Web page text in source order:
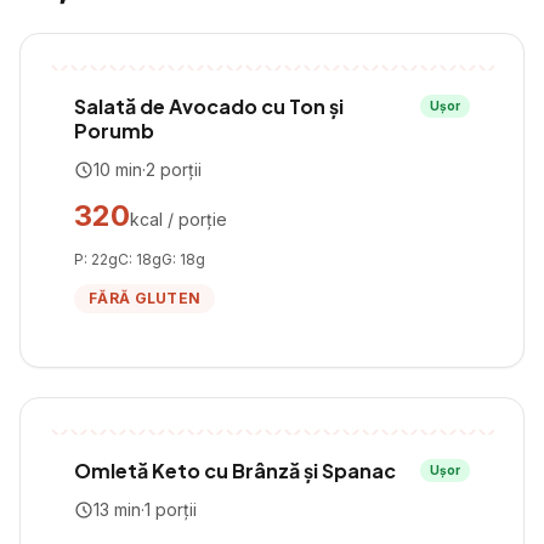
Salată de Avocado cu Ton și
Porumb
Ușor
10 min·2 porții
320kcal / porție
P: 22gC: 18gG: 18g
FĂRĂ GLUTEN
Omletă Keto cu Brânză și Spanac Ușor
13 min·1 porții